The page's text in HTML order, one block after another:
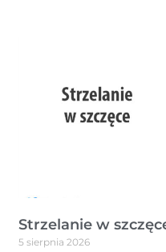
Strzelanie w
5 sierpnia 2026